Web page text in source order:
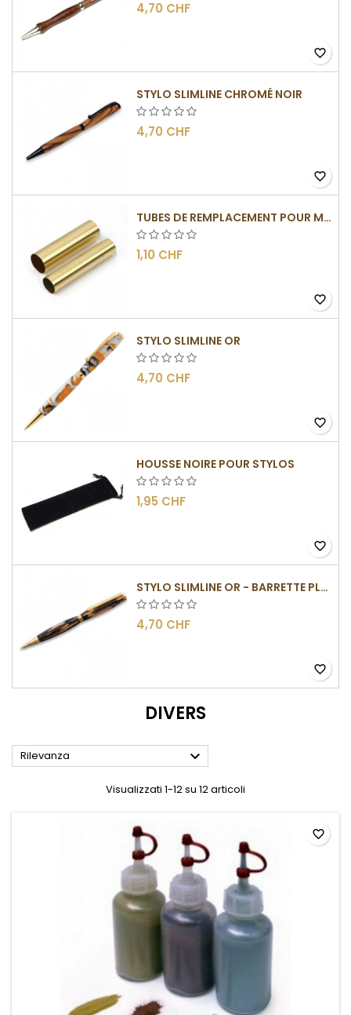
4,70 CHF
favorite_border
STYLO SLIMLINE CHROMÉ NOIR
4,70 CHF
favorite_border
TUBES DE REMPLACEMENT POUR MÉCANISMES SLIMLINE
1,10 CHF
favorite_border
STYLO SLIMLINE OR
4,70 CHF
favorite_border
HOUSSE NOIRE POUR STYLOS
1,95 CHF
favorite_border
STYLO SLIMLINE OR - BARRETTE PLATE
4,70 CHF
favorite_border
DIVERS
Rilevanza 
Visualizzati 1-12 su 12 articoli
favorite_border